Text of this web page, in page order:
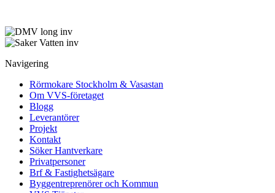
Navigering
Rörmokare Stockholm & Vasastan
Om VVS-företaget
Blogg
Leverantörer
Projekt
Kontakt
Söker Hantverkare
Privatpersoner
Brf & Fastighetsägare
Byggentreprenörer och Kommun